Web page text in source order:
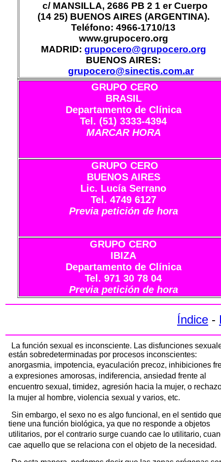
c/ MANSILLA, 2686 PB 2 1 er Cuerpo
(14 25) BUENOS AIRES (ARGENTINA).
Teléfono: 4966-1710/13
www.grupocero.org
MADRID: grupocero@grupocero.org
BUENOS AIRES:
grupocero@sinectis.com.ar
GRUPO CERO
BRASIL
Departamento de Clínica
Tel. (51) 3333-4394
MARCAR HORA
GRUPO CERO
BUENOS AIRES
Lic. Lucía Serrano
Tel. 4749 6127
Previa petición de hora
GRUPO CERO
IBIZA
Departamento de Clínica
Tel. 971 30 78 04
Previa petición de hora
Índice -
La función sexual es inconsciente. Las disfunciones
están sobredeterminadas por procesos inconscientes:
anorgasmia, impotencia, eyaculación precoz, inhibiciones
a expresiones amorosas, indiferencia, ansiedad frente al
encuentro sexual, timidez, agresión hacia la mujer, o
la mujer al hombre, violencia sexual y varios, etc.
Sin embargo, el sexo no es algo funcional, en el sentido
tiene una función biológica, ya que no responde a objetos
utilitarios, por el contrario surge cuando cae lo utilitario,
cae aquello que se relaciona con el objeto de la necesidad.